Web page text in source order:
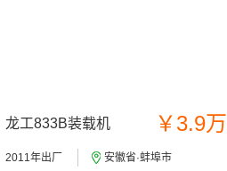
龙工833B装载机 ￥3.9万
2011年出厂 安徽省·蚌埠市